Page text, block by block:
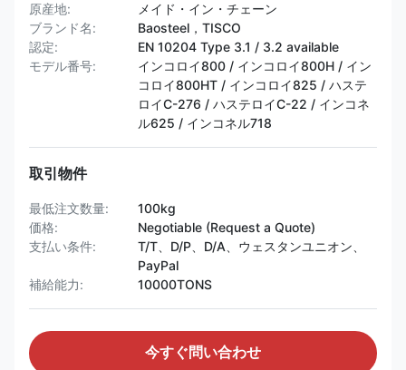
原産地:
メイド・イン・チェーン
ブランド名:
Baosteel，TISCO
認定:
EN 10204 Type 3.1 / 3.2 available
モデル番号:
インコロイ800 / インコロイ800H / イン
コロイ800HT /​​ インコロイ825 / ハステ
ロイC-276 / ハステロイC-22 / インコネ
ル625 / インコネル718
取引物件
最低注文数量:
100kg
価格:
Negotiable (Request a Quote)
支払い条件:
T/T、D/P、D/A、ウェスタンユニオン、
PayPal
補給能力:
10000TONS
今すぐ問い合わせ